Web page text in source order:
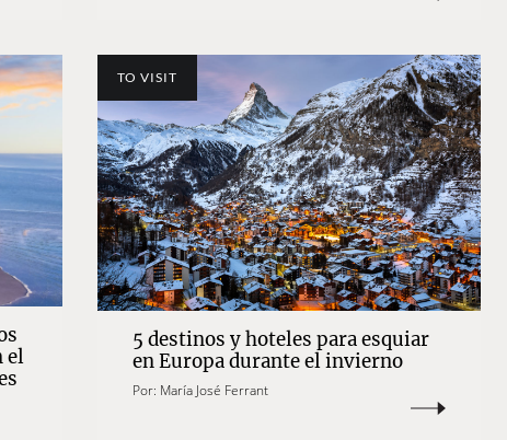
el
TO VISIT
5 destinos y hoteles para esquiar
en Europa durante el invierno
Por: María José Ferrant